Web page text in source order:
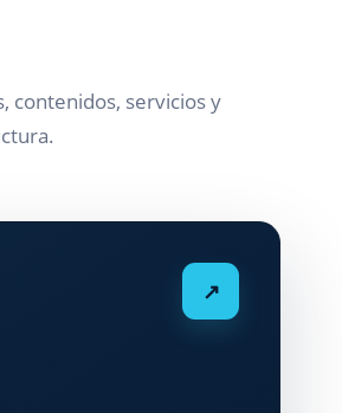
contenidos, servicios y
↗